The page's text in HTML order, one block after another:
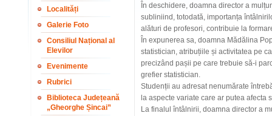
Localități
Galerie Foto
Consiliul Național al
Elevilor
Evenimente
Rubrici
Biblioteca Județeană
„Gheorghe Șincai”
În deschidere, doamna director a
subliniind, totodată, importanța
alături de profesori, contribuie la
În expunerea sa, doamna Mădălina
statistician, atribuțiile și activitatea pe
precizând pașii pe care trebuie să-i
grefier statistician.
Studenții au adresat nenumărate
la aspecte variate care ar putea afecta
La finalul întâlnirii, doamna director a